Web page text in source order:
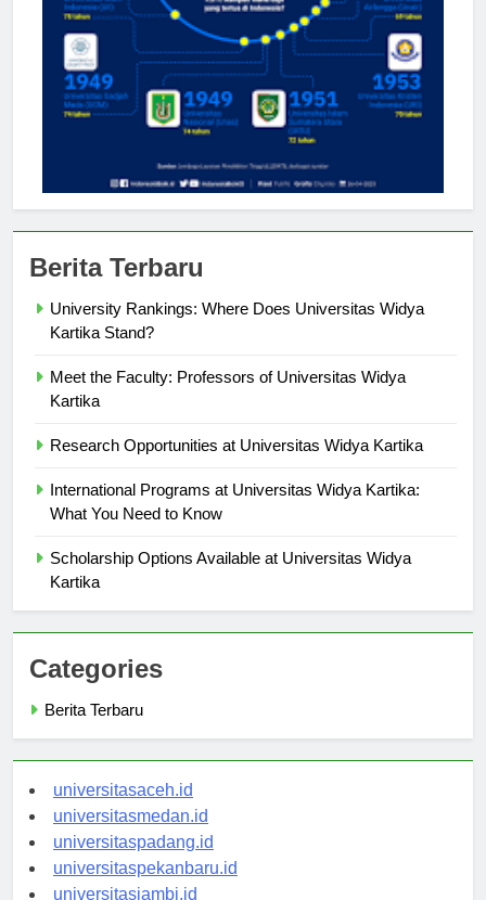
University Rankings: Where Does Universitas Widya
Meet the Faculty: Professors of Universitas Widya
International Programs at Universitas Widya Kartika:
Scholarship Options Available at Universitas Widya
Categories
universitasaceh.id
universitasmedan.id
universitaspadang.id
universitaspekanbaru.id